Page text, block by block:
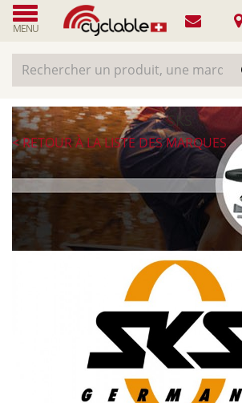
MENU
SKS
< RETOUR À LA LISTE DES MARQUES